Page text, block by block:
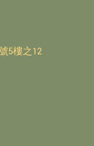
5樓之12